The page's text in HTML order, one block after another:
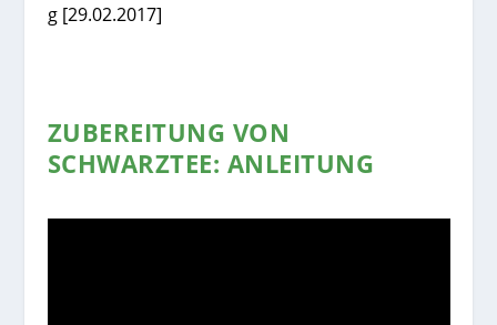
g [29.02.2017]
ZUBEREITUNG VON
SCHWARZTEE: ANLEITUNG